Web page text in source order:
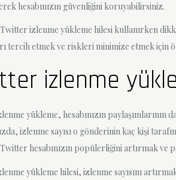
hesabınızın güvenliğini koruyabilirsiniz.
izlenme yükleme hilesi kullanırken
tercih etmek ve riskleri minimize etmek için
izlenme
yükleme, hesabınızın
izlenme sayısı o gönderinin kaç kişi
hesabınızın popülerliğini artırmak ve
yükleme hilesi, izlenme sayısını